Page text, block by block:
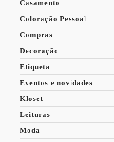
Casamento
Coloração Pessoal
Compras
Decoração
Etiqueta
Eventos e novidades
Kloset
Leituras
Moda